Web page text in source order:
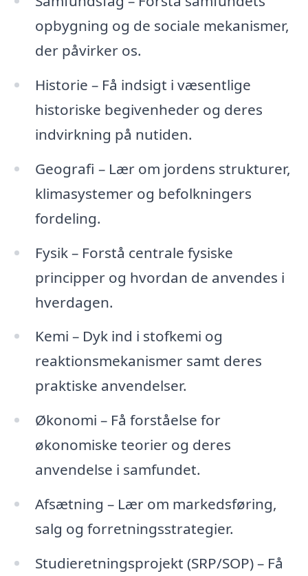
opbygning og de sociale mekanismer,
der påvirker os.
Historie – Få indsigt i væsentlige
historiske begivenheder og deres
indvirkning på nutiden.
Geografi – Lær om jordens strukturer,
klimasystemer og befolkningers
fordeling.
Fysik – Forstå centrale fysiske
principper og hvordan de anvendes i
hverdagen.
Kemi – Dyk ind i stofkemi og
reaktionsmekanismer samt deres
praktiske anvendelser.
Økonomi – Få forståelse for
økonomiske teorier og deres
anvendelse i samfundet.
Afsætning – Lær om markedsføring,
salg og forretningsstrategier.
Studieretningsprojekt (SRP/SOP) – Få